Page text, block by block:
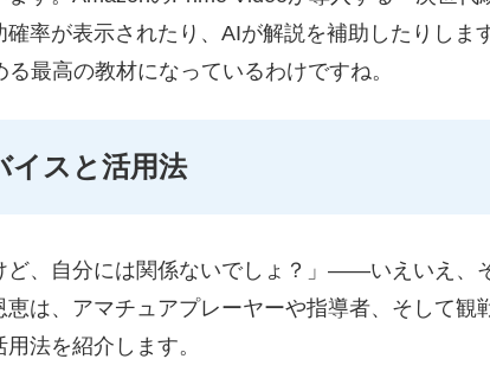
率が表示されたり、AIが解説を補助したりしま
最高の教材になっているわけですね。
イスと活用法
ど、自分には関係ないでしょ？」——いえいえ、
恵は、アマチュアプレーヤーや指導者、そして観
法を紹介します。